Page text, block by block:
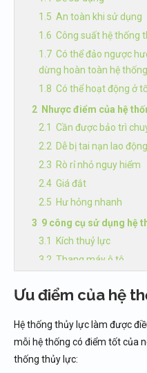
An toàn khi sử dụng
Công suất hệ thống
Có thể đảo ngược
dừng hoàn toàn hệ thống
Có thể hoạt động ở
Nhược điểm của hệ
Cần được bảo trì
Dễ bị tai nạn lao động
Rò rỉ nhỏ nguy hiểm
Giá đắt
Hư hỏng nhanh
9 công cụ sử dụng hệ
Kích thuỷ lực
Thang máy ô tô
Máy xúc
Máy mài phẳng
Ưu điểm của hệ
Hệ thống thủy lực làm được
mỗi hệ thống có điểm tốt của
thống thủy lực: